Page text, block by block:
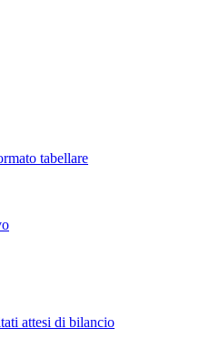
tabellare
attesi di bilancio